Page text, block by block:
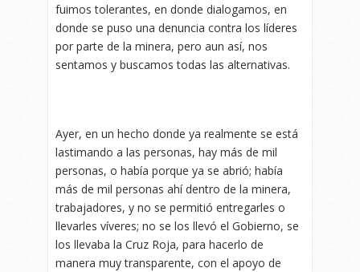
fuimos tolerantes, en donde dialogamos, en
donde se puso una denuncia contra los líderes
por parte de la minera, pero aun así, nos
sentamos y buscamos todas las alternativas.
Ayer, en un hecho donde ya realmente se está
lastimando a las personas, hay más de mil
personas, o había porque ya se abrió; había
más de mil personas ahí dentro de la minera,
trabajadores, y no se permitió entregarles o
llevarles víveres; no se los llevó el Gobierno, se
los llevaba la Cruz Roja, para hacerlo de
manera muy transparente, con el apoyo de